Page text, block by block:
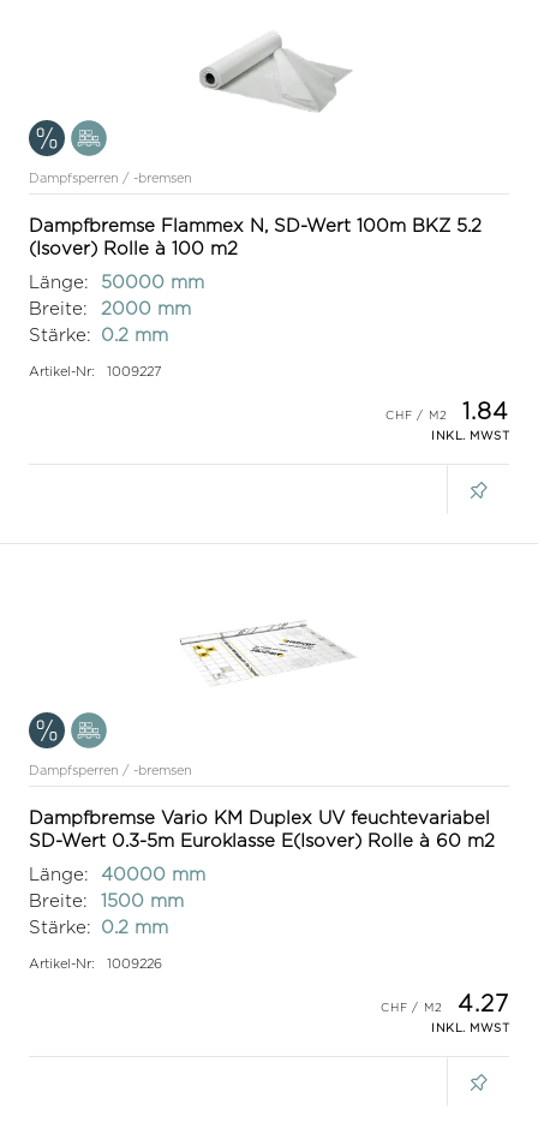
Dampfsperren / -bremsen
Dampfbremse Flammex N, SD-Wert 100m BKZ 5.2
(Isover) Rolle à 100 m2
Länge:
50000 mm
Breite:
2000 mm
Stärke:
0.2 mm
Artikel-Nr: 1009227
1.84
INKL. MWST
Dampfsperren / -bremsen
Dampfbremse Vario KM Duplex UV feuchtevariabel
SD-Wert 0.3-5m Euroklasse E(Isover) Rolle à 60 m2
Länge:
40000 mm
Breite:
1500 mm
Stärke:
0.2 mm
Artikel-Nr: 1009226
4.27
INKL. MWST